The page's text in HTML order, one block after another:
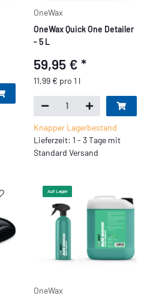
OneWax
OneWax Quick One Detailer
- 5 L
59,95 € *
11,99 € pro 1 l
Knapper Lagerbestand
Lieferzeit: 1 - 3 Tage mit
Standard Versand
Auf Lager
OneWax